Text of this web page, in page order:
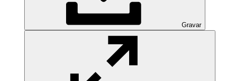
Gravar